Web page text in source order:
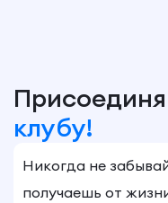
клубу!
Никогда не
получаешь от